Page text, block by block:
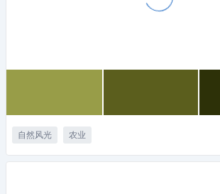
自然风光 农业